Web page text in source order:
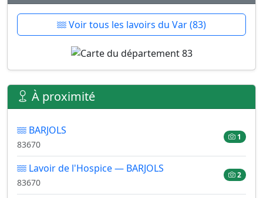
Voir tous les lavoirs du Var (83)
À proximité
BARJOLS
83670
1
Lavoir de l'Hospice — BARJOLS
83670
2